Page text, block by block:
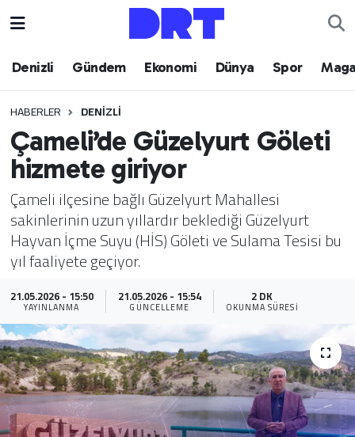
Denizli Gündem Ekonomi Dünya Spor
HABERLER DENIZLI
Çameli’de Güzelyurt Göleti
hizmete giriyor
Çameli ilçesine bağlı Güzelyurt Mahallesi
sakinlerinin uzun yıllardır beklediği Güzelyurt
Hayvan İçme Suyu (HİS) Göleti ve Sulama Tesisi bu
yıl faaliyete geçiyor.
21.05.2026 - 15:50
YAYINLANMA
21.05.2026 - 15:54
GÜNCELLEME
2 DK
OKUNMA SÜRESI
Denizli
Ekonomi
Dünya
Spor
Magazin
Teknoloji
Yaşam
Sağlık
Yazarlar
Hava Durumu
Trafik Durumu
Puan Durumu ve Fikstür
Tüm Manşetler
Son Dakika Haberleri
Haber Arşivi